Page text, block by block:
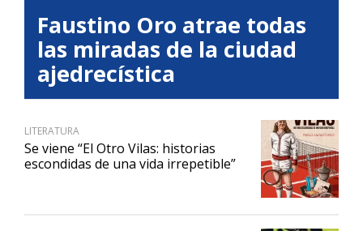
Faustino Oro atrae todas
las miradas de la ciudad
ajedrecística
LITERATURA
Se viene “El Otro Vilas: historias
escondidas de una vida irrepetible”